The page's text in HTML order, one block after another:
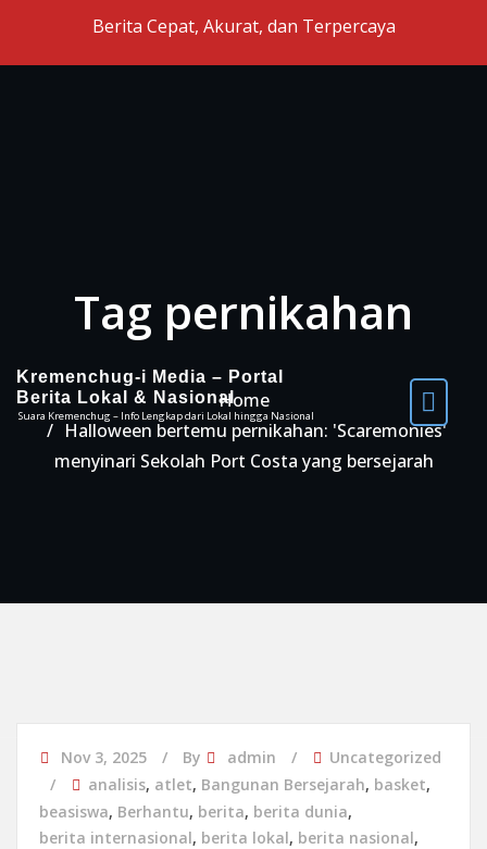
Skip to the contentBerita Cepat, Akurat, dan Terpercaya
Kremenchug-i Media – Portal
Berita Lokal & Nasional
Suara Kremenchug – Info Lengkap dari Lokal hingga Nasional
Tag pernikahan
Home
Halloween bertemu pernikahan: 'Scaremonies'
menyinari Sekolah Port Costa yang bersejarah
Nov 3, 2025 By admin
Uncategorized
analisis, atlet, Bangunan Bersejarah, basket,
beasiswa, Berhantu, berita, berita dunia,
berita internasional, berita lokal, berita nasional,